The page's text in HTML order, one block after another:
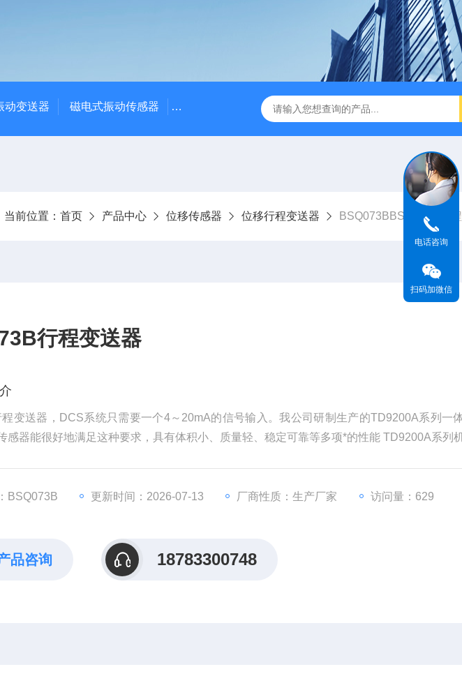
动变送器 磁电式振动传感器 NE3100电涡流位移传感器 三轴振动传感器 加速度
当前位置： 首页 产品中心 位移传感器 位移行程变送器 BSQ073BBSQ073B行
行程变送器
程变送器，DCS系统只需要一个4～20mA的信号输入。我公司研制生产的TD9200A系列一
感器能很好地满足这种要求，具有体积小、质量轻、稳定可靠等多项*的性能 TD9200A系列
BSQ073B 更新时间：2026-07-13 厂商性质：生产厂家 访问量：629
品咨询 18783300748
电话咨询
扫码加微信